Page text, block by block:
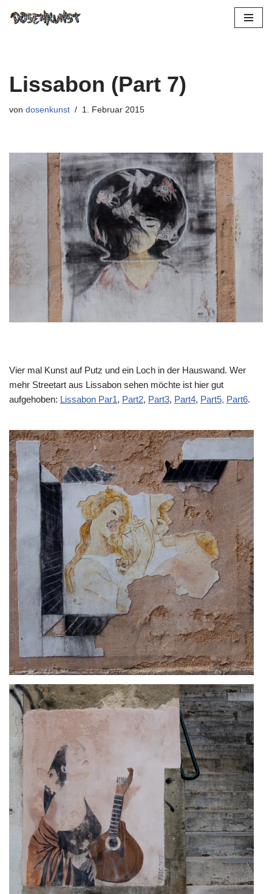
Lissabon (Part 7)
von dosenkunst 1. Februar 2015
Vier mal Kunst auf Putz und ein Loch in der Hauswand. Wer
mehr Streetart aus Lissabon sehen möchte ist hier gut
aufgehoben: Lissabon Par1, Part2, Part3, Part4, Part5, Part6.